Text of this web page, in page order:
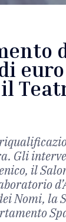
Gli
il
Nomi, la